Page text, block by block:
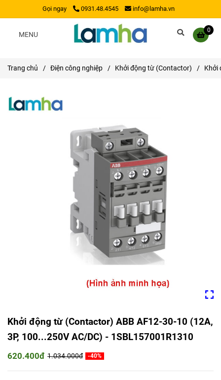
Gọi ngay 0931.48.4545 info@lamha.vn
0
MENU
Trang chủ / Điện công nghiệp / Khởi động từ (Contactor) / Khởi
Khởi động từ (Contactor) ABB AF12-30-10 (12A,
3P, 100...250V AC/DC) - 1SBL157001R1310
620.400đ 1.034.000đ -40%